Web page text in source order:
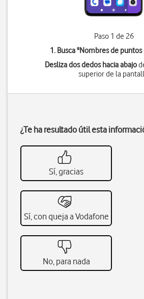
Paso 1 de 26
1. Busca "Nombres de puntos
Desliza dos dedos hacia abajo
superior de la
¿Te ha resultado útil esta
Sí, gracias
Sí, con queja a Vodafone
No, para nada